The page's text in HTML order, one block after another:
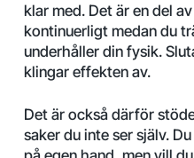
klar med. Det är en del
kontinuerligt medan du
underhåller din fysik.
klingar effekten av.
Det är också därför
saker du inte ser själv.